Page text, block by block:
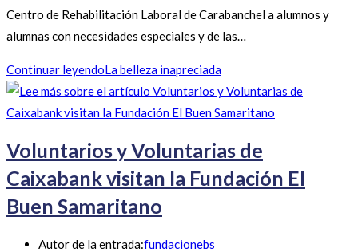
Centro de Rehabilitación Laboral de Carabanchel a alumnos y
alumnas con necesidades especiales y de las…
Continuar leyendoLa belleza inapreciada
Voluntarios y Voluntarias de
Caixabank visitan la Fundación El
Buen Samaritano
Autor de la entrada:fundacionebs